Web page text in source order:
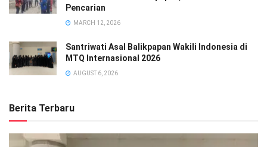
Pencarian
MARCH 12, 2026
Santriwati Asal Balikpapan Wakili Indonesia di
MTQ Internasional 2026
AUGUST 6, 2026
Berita Terbaru